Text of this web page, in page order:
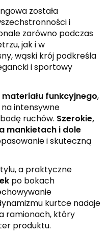
została
i
zarówno podczas
jak i w
wąski krój podkreśla
i sportowy
funkcyjnego,
intensywne
ruchów. Szerokie,
mankietach i dole
i skuteczną
a praktyczne
po bokach
kurtce nadaje
ramionach, który
produktu.